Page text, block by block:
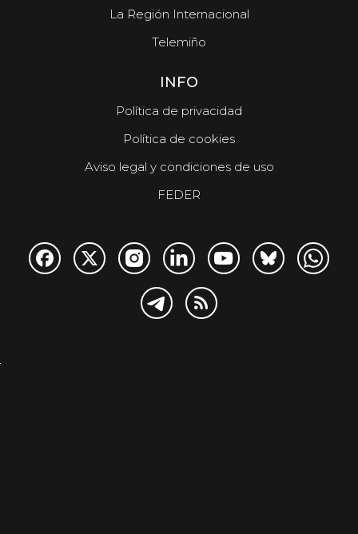
La Región Internacional
Telemiño
INFO
Política de privacidad
Política de cookies
Aviso legal y condiciones de uso
FEDER